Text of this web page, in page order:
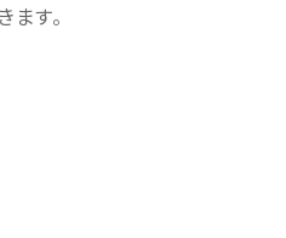
す。